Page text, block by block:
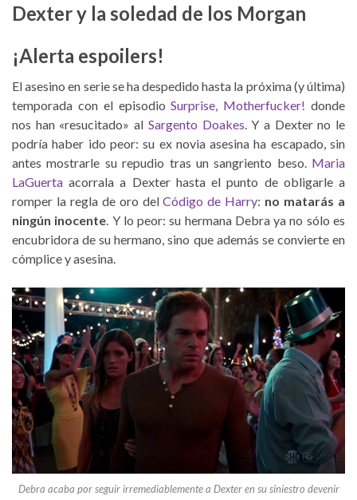
Dexter y la soledad de los Morgan
¡Alerta espoilers!
El asesino en serie se ha despedido hasta la próxima (y última)
temporada con el episodioSurprise, Motherfucker! donde
nos han «resucitado» al Sargento Doakes . Y a Dexter no le
podría haber ido peor: su ex novia asesina ha escapado, sin
antes mostrarle su repudio tras un sangriento beso. Maria
LaGuerta acorrala a Dexter hasta el punto de obligarle a
romper la regla de oro delCódigo de Harry: no matarás a
ningún inocente . Y lo peor: su hermana Debra ya no sólo es
encubridora de su hermano, sino que además se convierte en
cómplice y asesina.
Debra acaba por seguir irremediablemente a Dexter en su siniestro devenir